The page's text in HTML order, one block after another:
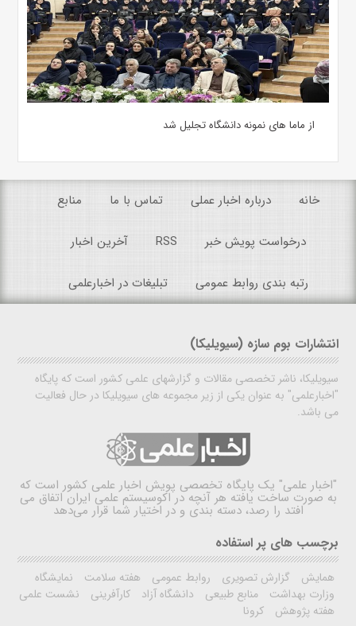
از ماما های نمونه دانشگاه تجلیل شد
خانه درباره اخبار عملی تماس با ما منابع
درخواست پویش خبر RSS آخرین اخبار
رتبه بندی روابط عمومی تبلیغات در اخبارعلمی
انتشارات بوم سازه (سیویلیکا)
سیویلیکا، ناشر تخصصی مقالات و گزارشهای علمی کشور است که پایگاه
"اخبارعلمی" به عنوان یکی از زیر مجموعه های سیویلیکا در حال فعالیت
می باشد.
"اخبار علمی" یک پایگاه تخصصی پویش اخبار علمی کشور است که
به صورت ساخت یافته هر آنچه در اکوسیستم علمی ایران اتفاق می
افتد را رصد، دسته بندی و در اختیار شما قرار می‌دهد
برچسب های پر استفاده
همایش گزارش تصویری روابط عمومی هفته سلامت
نمایشگاه
وزارت بهداشت
منابع طبیعی دانشگاه آزاد کارآفرینی
نشست علمی
هفته پژوهش
کرونا